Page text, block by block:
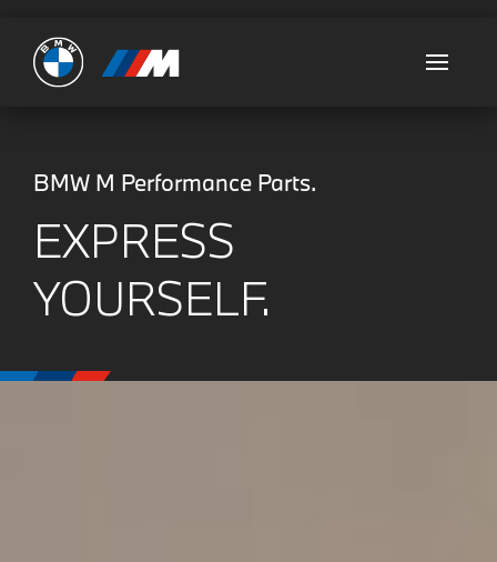
Ultimate
BMW M Performance Parts.
EXPRESS
YOURSELF.